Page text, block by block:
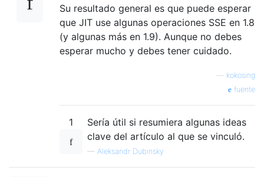
Su resultado general es que puede esperar
que JIT use algunas operaciones SSE en 1.8
(y algunas más en 1.9). Aunque no debes
esperar mucho y debes tener cuidado.
kokosing
fuente
1
Sería útil si resumiera algunas ideas
clave del artículo al que se vinculó.
— Aleksandr Dubinsky